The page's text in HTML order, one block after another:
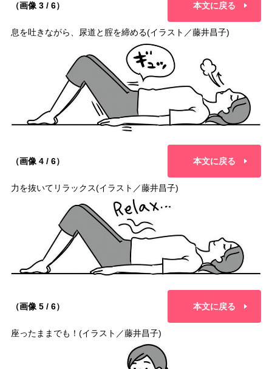
（画像 3 / 6） 本文に戻る
息を吐きながら、尿道と腟を締める(イラスト／藤井昌子)
（画像 4 / 6） 本文に戻る
力を抜いてリラックス(イラスト／藤井昌子)
（画像 5 / 6） 本文に戻る
座ったままでも！(イラスト／藤井昌子)